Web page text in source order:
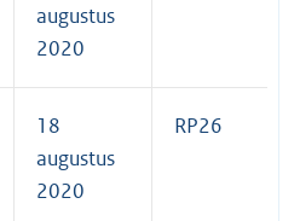
augustus
2020
18
augustus
2020
RP26